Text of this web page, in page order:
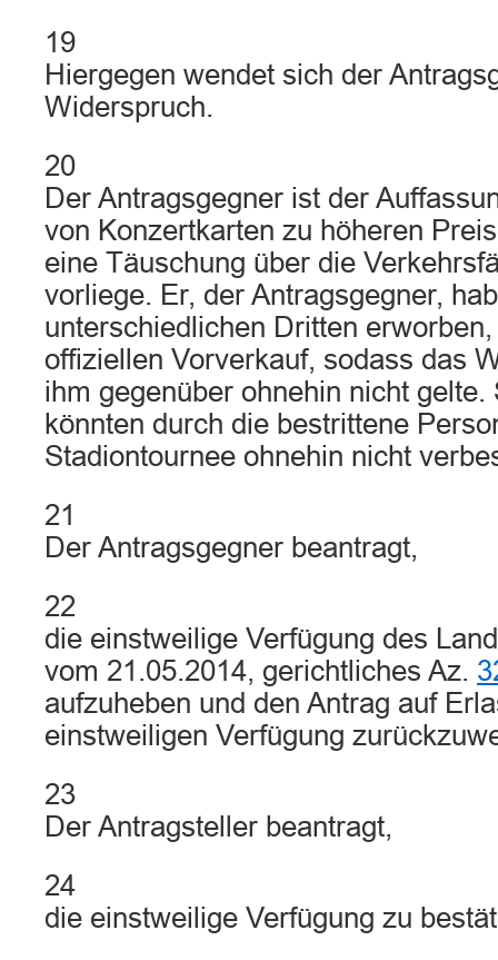
19
Hiergegen wendet sich der
Widerspruch.
20
Der Antragsgegner ist der
von Konzertkarten zu höheren
eine Täuschung über die
vorliege. Er, der Antragsgegner,
unterschiedlichen Dritten
offiziellen Vorverkauf, sodass das
ihm gegenüber ohnehin nicht
könnten durch die bestrittene
Stadiontournee ohnehin nicht
21
Der Antragsgegner beantragt,
22
die einstweilige Verfügung des
vom 21.05.2014, gerichtliches Az.
aufzuheben und den Antrag auf
einstweiligen Verfügung
23
Der Antragsteller beantragt,
24
die einstweilige Verfügung zu